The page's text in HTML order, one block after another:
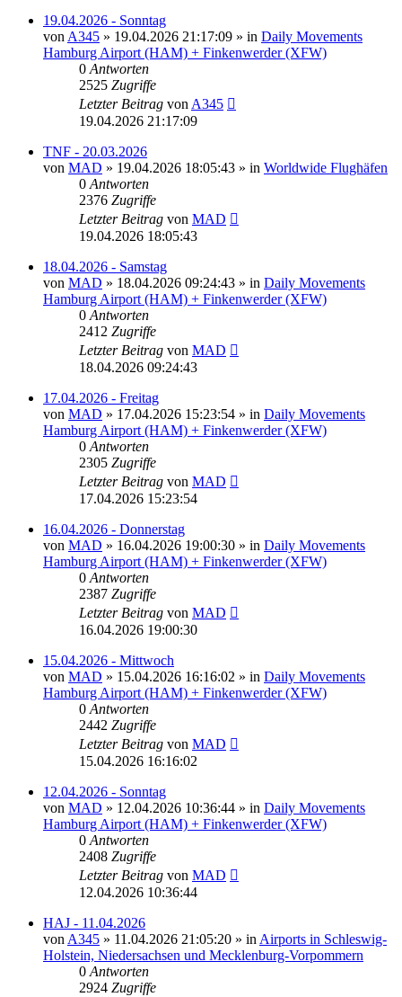
19.04.2026 - Sonntag
von A345 » 19.04.2026 21:17:09 » in Daily Movements
Hamburg Airport (HAM) + Finkenwerder (XFW)
0 Antworten
2525 Zugriffe
Letzter Beitrag von A345
19.04.2026 21:17:09
TNF - 20.03.2026
von MAD » 19.04.2026 18:05:43 » in Worldwide Flughäfen
0 Antworten
2376 Zugriffe
Letzter Beitrag von MAD
19.04.2026 18:05:43
18.04.2026 - Samstag
von MAD » 18.04.2026 09:24:43 » in Daily Movements
Hamburg Airport (HAM) + Finkenwerder (XFW)
0 Antworten
2412 Zugriffe
Letzter Beitrag von MAD
18.04.2026 09:24:43
17.04.2026 - Freitag
von MAD » 17.04.2026 15:23:54 » in Daily Movements
Hamburg Airport (HAM) + Finkenwerder (XFW)
0 Antworten
2305 Zugriffe
Letzter Beitrag von MAD
17.04.2026 15:23:54
16.04.2026 - Donnerstag
von MAD » 16.04.2026 19:00:30 » in Daily Movements
Hamburg Airport (HAM) + Finkenwerder (XFW)
0 Antworten
2387 Zugriffe
Letzter Beitrag von MAD
16.04.2026 19:00:30
15.04.2026 - Mittwoch
von MAD » 15.04.2026 16:16:02 » in Daily Movements
Hamburg Airport (HAM) + Finkenwerder (XFW)
0 Antworten
2442 Zugriffe
Letzter Beitrag von MAD
15.04.2026 16:16:02
12.04.2026 - Sonntag
von MAD » 12.04.2026 10:36:44 » in Daily Movements
Hamburg Airport (HAM) + Finkenwerder (XFW)
0 Antworten
2408 Zugriffe
Letzter Beitrag von MAD
12.04.2026 10:36:44
HAJ - 11.04.2026
von A345 » 11.04.2026 21:05:20 » in Airports in Schleswig-
Holstein, Niedersachsen und Mecklenburg-Vorpommern
0 Antworten
2924 Zugriffe